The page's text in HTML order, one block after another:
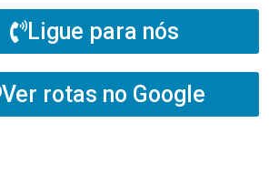
Ligue para nós
Ver rotas no Google